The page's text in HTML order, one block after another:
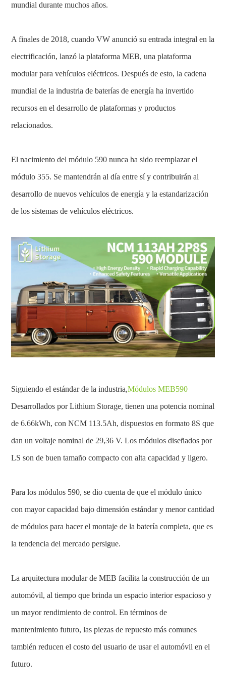
mundial durante muchos años.
A finales de 2018, cuando VW anunció su entrada integral en la
electrificación, lanzó la plataforma MEB, una plataforma
modular para vehículos eléctricos. Después de esto, la cadena
mundial de la industria de baterías de energía ha invertido
recursos en el desarrollo de plataformas y productos
relacionados.
El nacimiento del módulo 590 nunca ha sido reemplazar el
módulo 355. Se mantendrán al día entre sí y contribuirán al
desarrollo de nuevos vehículos de energía y la estandarización
de los sistemas de vehículos eléctricos.
Siguiendo el estándar de la industria,Módulos MEB590
Desarrollados por Lithium Storage, tienen una potencia nominal
de 6.66kWh, con NCM 113.5Ah, dispuestos en formato 8S que
dan un voltaje nominal de 29,36 V. Los módulos diseñados por
LS son de buen tamaño compacto con alta capacidad y ligero.
Para los módulos 590, se dio cuenta de que el módulo único
con mayor capacidad bajo dimensión estándar y menor cantidad
de módulos para hacer el montaje de la batería completa, que es
la tendencia del mercado persigue.
La arquitectura modular de MEB facilita la construcción de un
automóvil, al tiempo que brinda un espacio interior espacioso y
un mayor rendimiento de control. En términos de
mantenimiento futuro, las piezas de repuesto más comunes
también reducen el costo del usuario de usar el automóvil en el
futuro.